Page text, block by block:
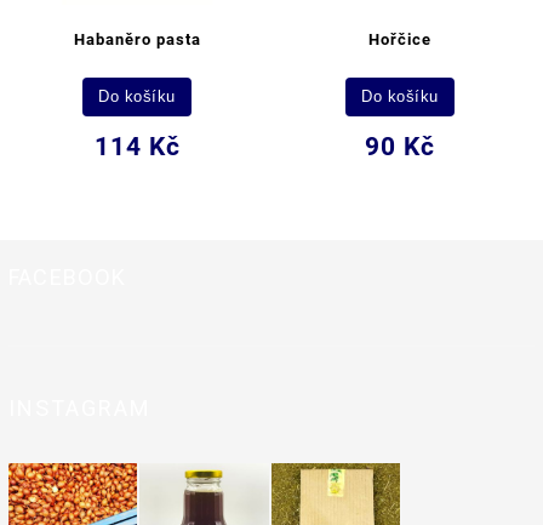
Habaněro pasta
114 Kč
Do košíku
Hořčice
90 Kč
Do košíku